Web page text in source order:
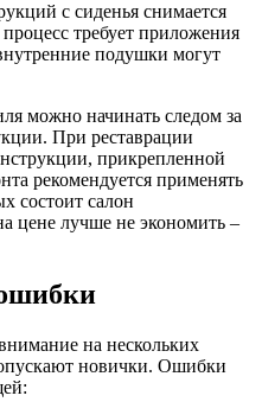
с сиденья снимается
требует приложения
подушки могут
можно начинать следом за
При реставрации
прикрепленной
рекомендуется применять
состоит салон
цене лучше не экономить –
на нескольких
новички. Ошибки